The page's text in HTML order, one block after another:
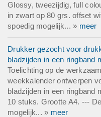
Glossy, tweezijdig, full
in zwart op 80 grs. offset
spoedig mogelijk... » meer
Drukker gezocht voor
bladzijden in een ringband
Toelichting op de
weekkalender ontwerpen
bladzijden in een ringband
10 stuks. Grootte A4. ---
mogelijk... » meer